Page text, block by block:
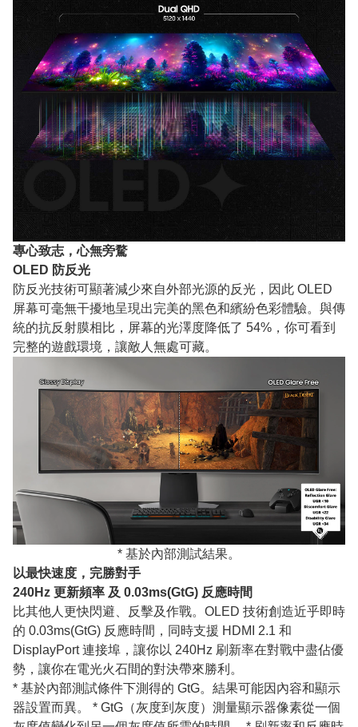
專心致志，心無旁騖
OLED 防反光
防反光技術可顯著減少來自外部光源的反光，因此 OLED
屏幕可毫無干擾地呈現出完美的黑色和繽紛色彩體驗。與傳
統的抗反射膜相比，屏幕的光澤度降低了 54%，你可看到
完整的遊戲環境，讓敵人無處可藏。
* 基於內部測試結果。
以最快速度，完勝對手
240Hz 更新頻率 及 0.03ms(GtG) 反應時間
比其他人更快閃避、反擊及作戰。OLED 技術創造近乎即時
的 0.03ms(GtG) 反應時間，同時支援 HDMI 2.1 和
DisplayPort 連接埠，讓你以 240Hz 刷新率在對戰中盡佔優
勢，讓你在電光火石間的對決帶來勝利。
* 基於內部測試條件下測得的 GtG。結果可能因內容和顯示
器設置而異。 * GtG（灰度到灰度）測量顯示器像素從一個